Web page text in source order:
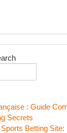
: Guide
Secrets
Sports Betting